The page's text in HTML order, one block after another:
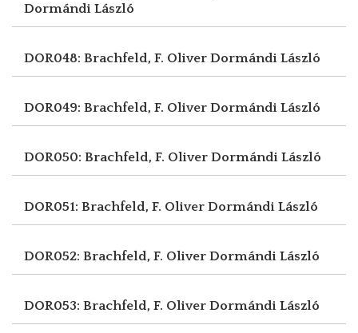
Dormándi László
DOR048: Brachfeld, F. Oliver Dormándi László
DOR049: Brachfeld, F. Oliver Dormándi László
DOR050: Brachfeld, F. Oliver Dormándi László
DOR051: Brachfeld, F. Oliver Dormándi László
DOR052: Brachfeld, F. Oliver Dormándi László
DOR053: Brachfeld, F. Oliver Dormándi László